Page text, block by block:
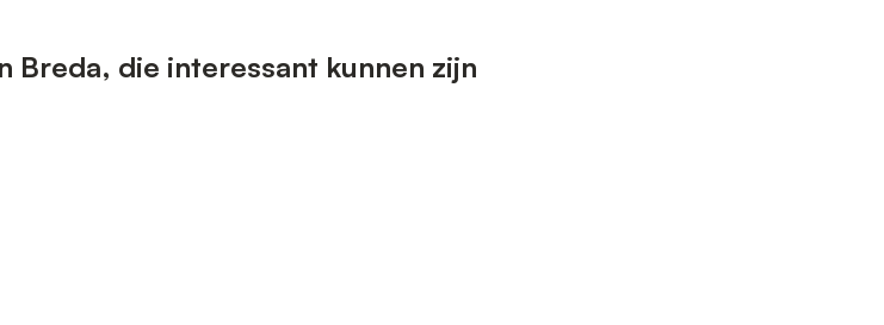
Breda, die interessant kunnen zijn